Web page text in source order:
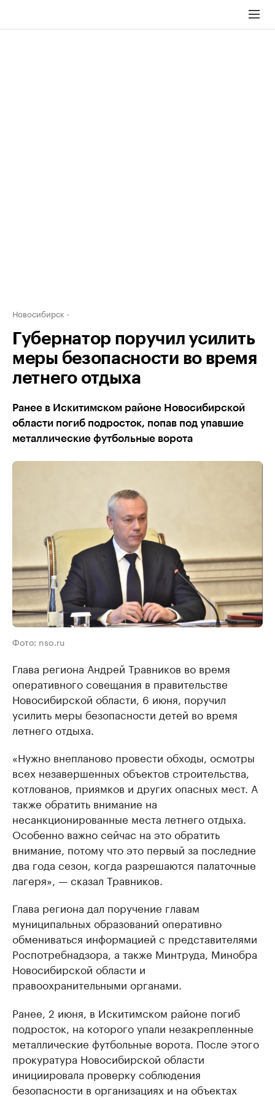
Новосибирск
Губернатор поручил усилить
меры безопасности во время
летнего отдыха
Ранее в Искитимском районе Новосибирской
области погиб подросток, попав под упавшие
металлические футбольные ворота
Фото: nso.ru
Глава региона Андрей Травников во время
оперативного совещания в правительстве
Новосибирской области, 6 июня, поручил
усилить меры безопасности детей во время
летнего отдыха.
«Нужно внепланово провести обходы, осмотры
всех незавершенных объектов строительства,
котлованов, приямков и других опасных мест. А
также обратить внимание на
несанкционированные места летнего отдыха.
Особенно важно сейчас на это обратить
внимание, потому что это первый за последние
два года сезон, когда разрешаются палаточные
лагеря», — сказал Травников.
Глава региона дал поручение главам
муниципальных образований оперативно
обмениваться информацией с представителями
Роспотребнадзора, а также Минтруда, Минобра
Новосибирской области и
правоохранительными органами.
Ранее, 2 июня, в Искитимском районе погиб
подросток, на которого упали незакрепленные
металлические футбольные ворота. После этого
прокуратура Новосибирской области
инициировала проверку соблюдения
безопасности в организациях и на объектах